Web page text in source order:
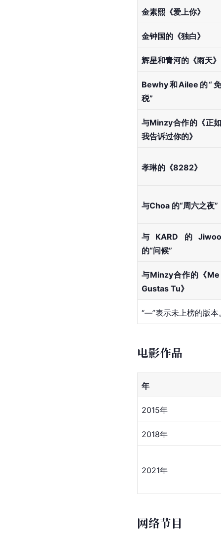
金素熙《爱上你》
金钟国的《独白》
辉星和青河的《雨天》
Bewhy和Ailee的“免
税”
与Minzy合作的《正如
我告诉过你的》
孝琳的《8282》
与Choa 的“周六之夜”
与KARD的Jiwoo
的“问候”
与Minzy合作的《Me
Gustas Tu》
“—”表示未上榜的版
电影作品
年
2015年
2018年
2021年
网络节目